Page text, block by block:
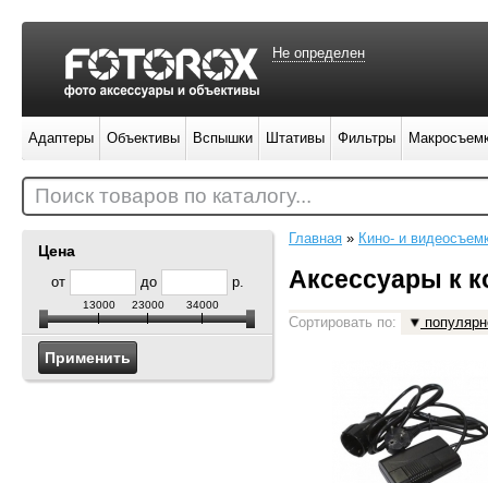
Цена
от до р.
13000 23000 34000
Главная » Кино- и
Аксессуары к
Сортировать по:
Не определен
Адаптеры Объективы Вспышки Штативы Фильтры
Поиск товаров по каталогу...